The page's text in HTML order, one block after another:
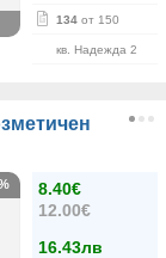
134 от 150
кв. Надежда 2
8.40€
12.00€
16.43лв